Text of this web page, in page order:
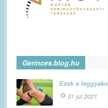
Gerinces.blog.hu
Ezek a
01 júl 2021